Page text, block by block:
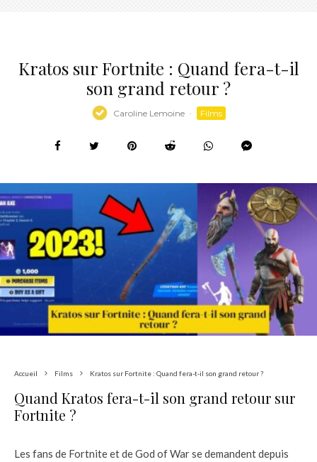
Kratos sur Fortnite : Quand fera-t-il
son grand retour ?
Caroline Lemoine · Films
Accueil Films Kratos sur Fortnite : Quand fera-t-il son grand retour ?
Quand Kratos fera-t-il son grand retour sur
Fortnite ?
Les fans de Fortnite et de God of War se demandent depuis